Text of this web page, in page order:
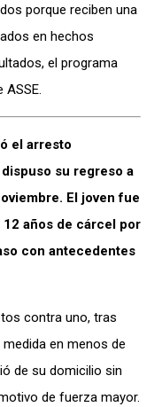
porque reciben una
en hechos
el programa
el arresto
su regreso a
El joven fue
años de cárcel por
con antecedentes
contra uno, tras
en menos de
de su domicilio sin
de fuerza mayor.